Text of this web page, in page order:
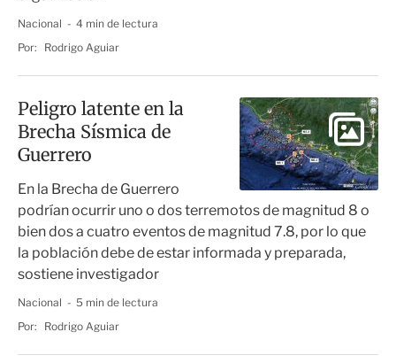
Nacional
4 min de lectura
Por:
Rodrigo Aguiar
Peligro latente en la
Brecha Sísmica de
Guerrero
En la Brecha de Guerrero
podrían ocurrir uno o dos terremotos de magnitud 8 o
bien dos a cuatro eventos de magnitud 7.8, por lo que
la población debe de estar informada y preparada,
sostiene investigador
Nacional
5 min de lectura
Por:
Rodrigo Aguiar